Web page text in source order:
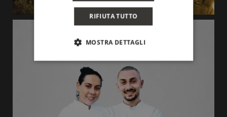
RIFIUTA TUTTO
MOSTRA DETTAGLI